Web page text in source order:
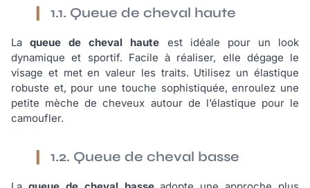
1.1. Queue de cheval haute
Laqueue de cheval haute est idéale pour un look
dynamique et sportif. Facile à réaliser, elle dégage le
visage et met en valeur les traits. Utilisez un élastique
robuste et, pour une touche sophistiquée, enroulez une
petite mèche de cheveux autour de l’élastique pour le
camoufler.
1.2. Queue de cheval basse